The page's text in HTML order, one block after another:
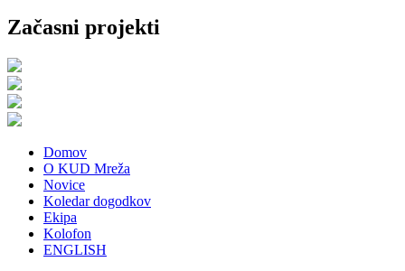
Začasni projekti
Domov
O KUD Mreža
Novice
Koledar dogodkov
Ekipa
Kolofon
ENGLISH